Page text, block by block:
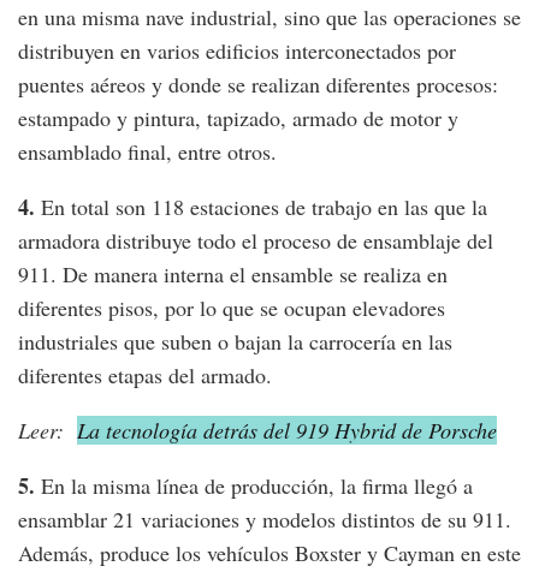
en una misma nave industrial, sino que las operaciones se
distribuyen en varios edificios interconectados por
puentes aéreos y donde se realizan diferentes procesos:
estampado y pintura, tapizado, armado de motor y
ensamblado final, entre otros.
4. En total son 118 estaciones de trabajo en las que la
armadora distribuye todo el proceso de ensamblaje del
911. De manera interna el ensamble se realiza en
diferentes pisos, por lo que se ocupan elevadores
industriales que suben o bajan la carrocería en las
diferentes etapas del armado.
Leer: La tecnología detrás del 919 Hybrid de Porsche
5. En la misma línea de producción, la firma llegó a
ensamblar 21 variaciones y modelos distintos de su 911.
Además, produce los vehículos Boxster y Cayman en este